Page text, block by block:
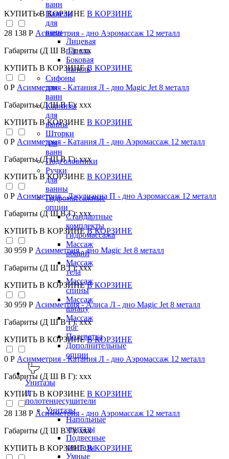
ванн
Панели
для
ванн
Лицевая
панель
Боковая
панель
Сифоны
для
ванн
Карнизы
для
ванны
Шторки
для
ванн
Подголовники
Ручки
для
ванны
Гидромассажные
опции
Стандартные
комплекты
гидромассажа
Массаж
общий
Массаж
тела
Массаж
спины
Массаж
шиацу
Массаж
ног
Подсветка
Дополнительные
опции
Унитазы
и
полотенцесушители
Унитазы
Напольные
унитазы
Подвесные
унитазы
Умные
КУПИТЬ В КОРЗИНЕ В КОРЗИНЕ
28 138 Р Асимметрия - дно Аэромассаж 12 металл
Габариты (Д Ш В Г): xxx
КУПИТЬ В КОРЗИНЕ В КОРЗИНЕ
0 Р Асимметрия - Катания Л - дно Magic Jet 8 металл
Габариты (Д Ш В Г): xxx
КУПИТЬ В КОРЗИНЕ В КОРЗИНЕ
0 Р Асимметрия - Катания Л - дно Аэромассаж 12 металл
Габариты (Д Ш В Г): xxx
КУПИТЬ В КОРЗИНЕ В КОРЗИНЕ
0 Р Асимметрия - Джулианна П - дно Аэромассаж 12 металл
Габариты (Д Ш В Г): xxx
КУПИТЬ В КОРЗИНЕ В КОРЗИНЕ
30 959 Р Асимметрия - дно Magic Jet 8 металл
Габариты (Д Ш В Г): xxx
КУПИТЬ В КОРЗИНЕ В КОРЗИНЕ
30 959 Р Асимметрия - Алиса Л - дно Magic Jet 8 металл
Габариты (Д Ш В Г): xxx
КУПИТЬ В КОРЗИНЕ В КОРЗИНЕ
0 Р Асимметрия - Катания Л - дно Аэромассаж 12 металл
Габариты (Д Ш В Г): xxx
КУПИТЬ В КОРЗИНЕ В КОРЗИНЕ
28 138 Р Асимметрия - дно Аэромассаж 12 металл
Габариты (Д Ш В Г): xxx
КУПИТЬ В КОРЗИНЕ В КОРЗИНЕ